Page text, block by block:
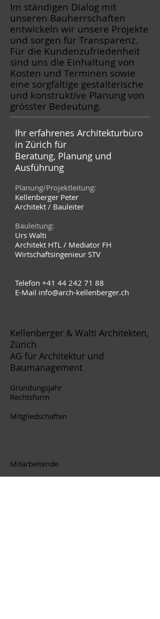
Im ständigen Dialog mit
unseren Bauherrschaften
entwickeln wir unsere Projekte
und sorgen für Transparenz.
Für die Kundenzufriedenheit
sind uns die Einhaltung von
Kosten und Terminen sowie
eine sorgfältige gestalterische
und konstruktive Planung von
grösster Bedeutung.
Ihr erfahrenes Architekturbüro
in Zürich für
Beratung, Planung und
Ausführung
Planung/Projektleitung:
Kellenberger Peter
Architekt / Bauleiter
Bauleitung:
Urs Walti
Architekt HTL / Mediator FH
Wirtschaftsingenieur STV
Telefon +41 44 242 71 88
E-Mail info@arch-kellenberger.ch
Kellenberger & Walti Architekten,
Zürich
AG für Architektur und
Baumanagement
Gründungsjahr
Rechtsform
Mitgliedschaften
Mitarbeitende